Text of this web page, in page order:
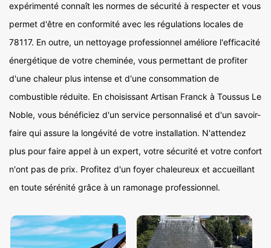
expérimenté connaît les normes de sécurité à respecter et vous
permet d'être en conformité avec les régulations locales de
78117. En outre, un nettoyage professionnel améliore l'efficacité
énergétique de votre cheminée, vous permettant de profiter
d'une chaleur plus intense et d'une consommation de
combustible réduite. En choisissant Artisan Franck à Toussus Le
Noble, vous bénéficiez d'un service personnalisé et d'un savoir-
faire qui assure la longévité de votre installation. N'attendez
plus pour faire appel à un expert, votre sécurité et votre confort
n'ont pas de prix. Profitez d'un foyer chaleureux et accueillant
en toute sérénité grâce à un ramonage professionnel.